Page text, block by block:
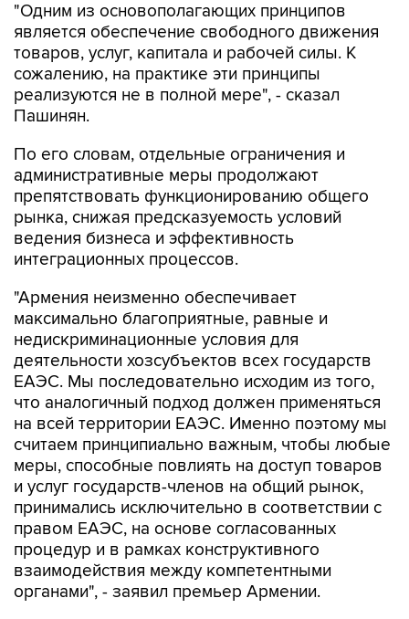
"Одним из основополагающих принципов
является обеспечение свободного движения
товаров, услуг, капитала и рабочей силы. К
сожалению, на практике эти принципы
реализуются не в полной мере", - сказал
Пашинян.
По его словам, отдельные ограничения и
административные меры продолжают
препятствовать функционированию общего
рынка, снижая предсказуемость условий
ведения бизнеса и эффективность
интеграционных процессов.
"Армения неизменно обеспечивает
максимально благоприятные, равные и
недискриминационные условия для
деятельности хозсубъектов всех государств
ЕАЭС. Мы последовательно исходим из того,
что аналогичный подход должен применяться
на всей территории ЕАЭС. Именно поэтому мы
считаем принципиально важным, чтобы любые
меры, способные повлиять на доступ товаров
и услуг государств-членов на общий рынок,
принимались исключительно в соответствии с
правом ЕАЭС, на основе согласованных
процедур и в рамках конструктивного
взаимодействия между компетентными
органами", - заявил премьер Армении.